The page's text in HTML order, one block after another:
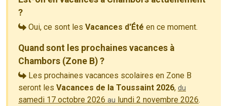
?
Oui, ce sont les Vacances d'Été en ce moment.
Quand sont les prochaines vacances à
Chambors (Zone B) ?
Les prochaines vacances scolaires en Zone B
seront les Vacances de la Toussaint 2026, du
samedi 17 octobre 2026 au lundi 2 novembre 2026.